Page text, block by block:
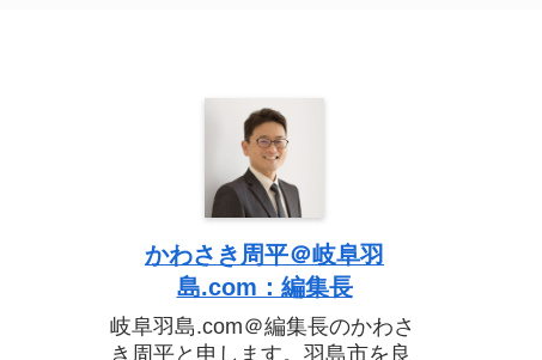
かわさき周平＠岐阜羽
島.com：編集長
岐阜羽島.com＠編集長のかわさ
き周平と申します。羽島市を良